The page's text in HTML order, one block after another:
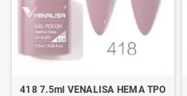
418 7.5ml VENALISA HEMA TPO